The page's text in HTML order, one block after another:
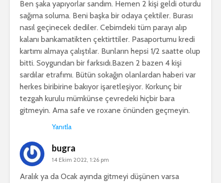
Ben şaka yapıyorlar sandım. Hemen 2 kişi geldi oturdu
sağıma soluma. Beni başka bir odaya çektiler. Burası
nasıl geçinecek dediler. Cebimdeki tüm parayı alıp
kalanı bankamatikten çektirttiler. Pasaportumu kredi
kartımı almaya çalıştılar. Bunların hepsi 1/2 saatte olup
bitti. Soygundan bir farksıdı.Bazen 2 bazen 4 kişi
sardılar etrafımı. Bütün sokağın olanlardan haberi var
herkes biribirine bakıyor işaretleşiyor. Korkunç bir
tezgah kurulu mümkünse çevredeki hiçbir bara
gitmeyin. Ama safe ve roxane önünden geçmeyin.
Yanıtla
bugra
14 Ekim 2022, 1:26 pm
Aralık ya da Ocak ayında gitmeyi düşünen varsa